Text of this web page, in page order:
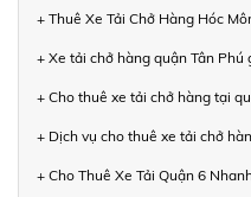
+ Thuê Xe Tải Chở Hàng Hóc
+ Xe tải chở hàng quận Tân
+ Cho thuê xe tải chở hàng tại
+ Dịch vụ cho thuê xe tải chở
+ Cho Thuê Xe Tải Quận 6